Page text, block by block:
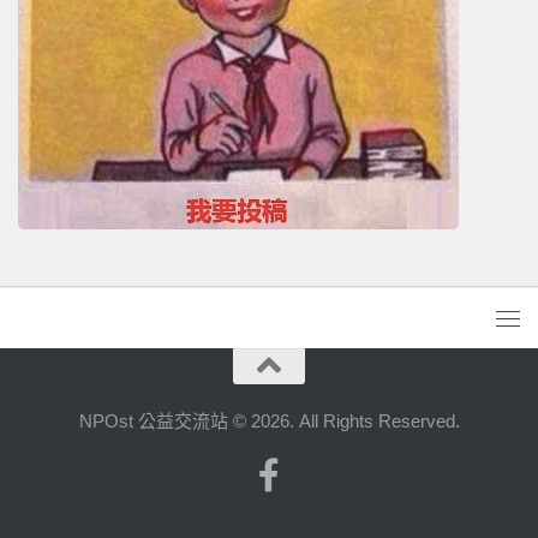
NPOst 公益交流站 © 2026. All Rights Reserved.